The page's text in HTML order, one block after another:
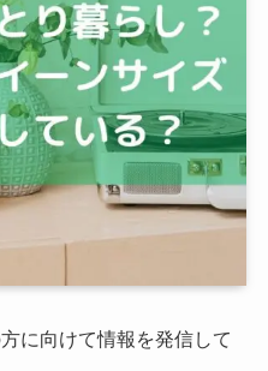
に向けて情報を発信して